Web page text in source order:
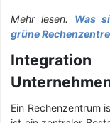
Mehr lesen: Was
grüne
Ein Rechenzentrum